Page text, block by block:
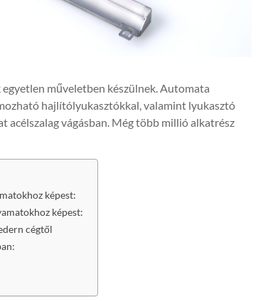
műveletben készülnek. Automata
hajlítólyukasztókkal, valamint lyukasztó
acélszalag vágásban. Még több millió alkatrész
képest:
képest:
cégtől